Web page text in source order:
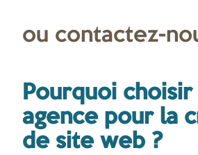
ou contactez-
Pourquoi
agence pour la
de site web ?